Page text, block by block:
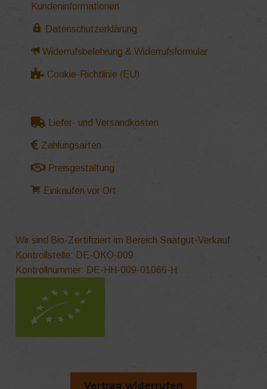
Kundeninformationen
Datenschutzerklärung
Widerrufsbelehrung & Widerrufsformular
Cookie-Richtlinie (EU)
Liefer- und Versandkosten
Zahlungsarten
Preisgestaltung
Einkaufen vor Ort
Wir sind Bio-Zertifiziert im Bereich Saatgut-Verkauf
Kontrollstelle: DE-ÖKO-009
Kontrollnummer: DE-HH-009-01066-H
Vertrag widerrufen